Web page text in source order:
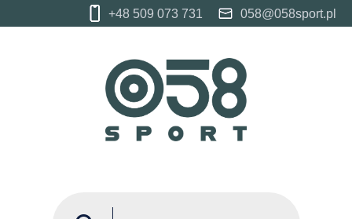
+48 509 073 731 058@058sport.pl